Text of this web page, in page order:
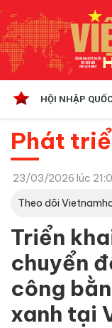
HỘI NHẬP
Phát
23/03/2026 lúc
Theo dõi
Triển
chuyển
công
xanh tại